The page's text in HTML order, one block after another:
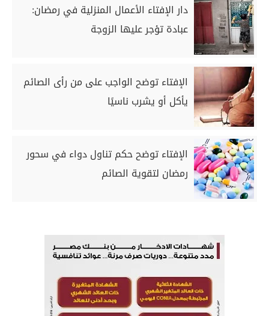
دار الإفتاء الأعمال المنزلية في رمضان:
عبادة تؤجر عليها الزوجة
الإفتاء توضح الواجب على من رأى الصائم
يأكل أو يشرب ناسيًا
الإفتاء توضح حكم تناول دواء في سحور
رمضان لتقوية الصائم